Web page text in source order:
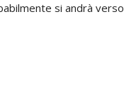
si andrà verso